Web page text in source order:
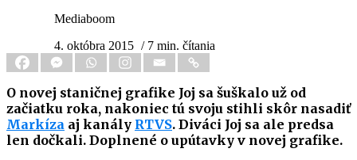
Mediaboom
4. októbra 2015 / 7 min. čítania
O novej staničnej grafike Joj sa šuškalo už od
začiatku roka, nakoniec tú svoju stihli skôr nasadiť
Markíza aj kanály RTVS. Diváci Joj sa ale predsa
len dočkali. Doplnené o upútavky v novej grafike.